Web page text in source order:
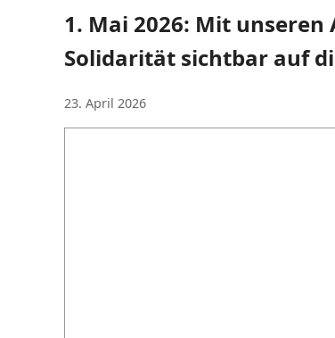
1. Mai 2026: Mit
Solidarität sichtbar auf
23. April 2026